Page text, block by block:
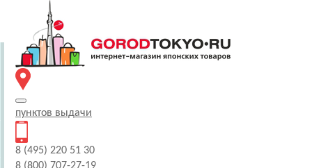
пунктов выдачи
8 (495) 220 51 30